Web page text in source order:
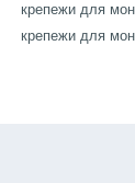
крепежи для
крепежи для